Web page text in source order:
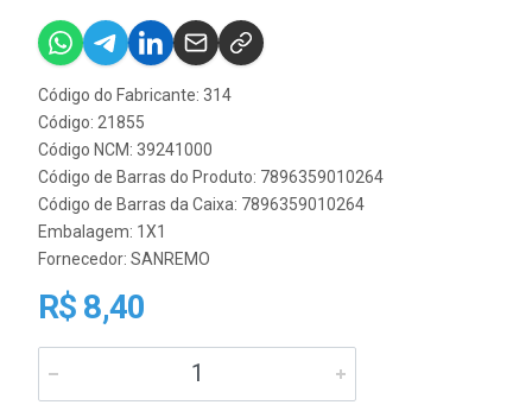
Código do Fabricante: 314
Código: 21855
Código NCM: 39241000
Código de Barras do Produto: 7896359010264
Código de Barras da Caixa: 7896359010264
Embalagem: 1X1
Fornecedor: SANREMO
R$ 8,40